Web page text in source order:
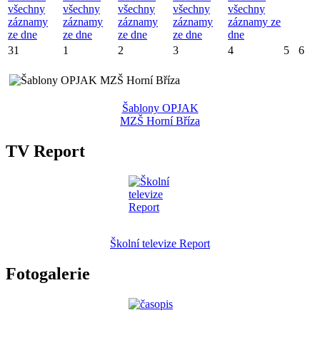
všechny
záznamy
ze dne
všechny
záznamy
ze dne
všechny
záznamy
ze dne
všechny
záznamy
ze dne
všechny
záznamy ze
dne
31 1 2 3 4 5 6
Šablony OPJAK
MZŠ Horní Bříza
TV Report
Školní televize Report
Fotogalerie